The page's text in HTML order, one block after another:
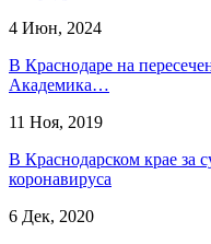
4 Июн, 2024
В Краснодаре на
Академика…
11 Ноя, 2019
В Краснодарском крае за
коронавируса
6 Дек, 2020